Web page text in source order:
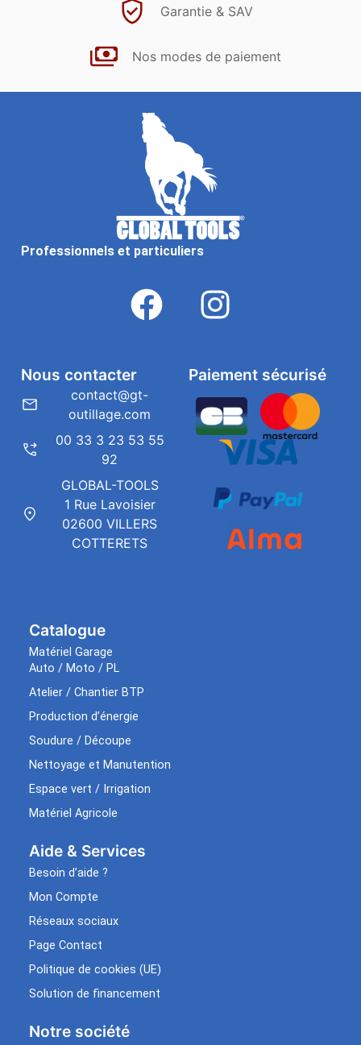
Garantie & SAV
Nos modes de paiement
Professionnels et particuliers
Catalogue
Matériel Garage
Auto / Moto / PL
Atelier / Chantier BTP
Production d’énergie
Soudure / Découpe
Nettoyage et Manutention
Espace vert / Irrigation
Matériel Agricole
Aide & Services​
Besoin d’aide ?
Mon Compte
Réseaux sociaux
Page Contact
Politique de cookies (UE)
Solution de financement
Notre société
Paiement sécurisé
Nous contacter
contact@gt-
outillage.com
00 33 3 23 53 55
92
GLOBAL-TOOLS
1 Rue Lavoisier
02600 VILLERS
COTTERETS